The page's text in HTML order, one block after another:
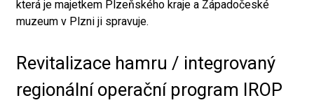
která je majetkem Plzeňského kraje a Západočeské
muzeum v Plzni ji spravuje.
Revitalizace hamru / integrovaný
regionální operační program IROP